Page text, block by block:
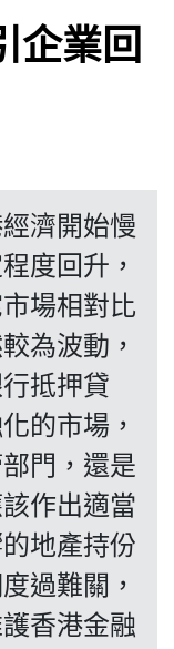
企業回
濟開始慢
度回升，
場相對比
為波動，
抵押貸
的市場，
門，還是
作出適當
地產持份
過難關，
香港金融